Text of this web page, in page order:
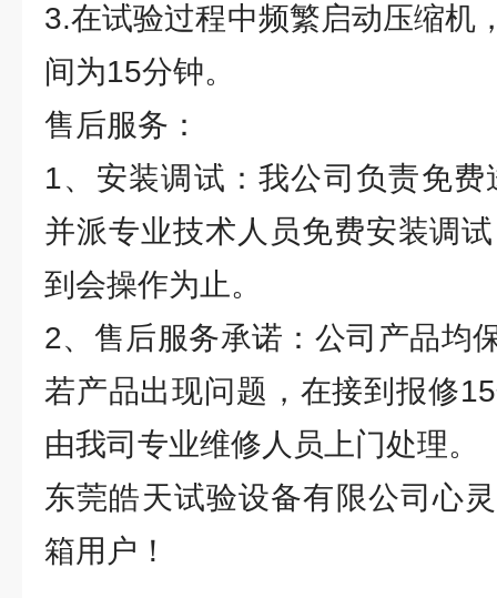
3.在试验过程中频繁启动压缩机
间为15分钟。
售后服务：
1、安装调试：我公司负责免
并派专业技术人员免费安装调
到会操作为止。
2、售后服务承诺：公司产品均
若产品出现问题，在接到报修
由我司专业维修人员上门处理。
东莞皓天试验设备有限公司心
箱用户！